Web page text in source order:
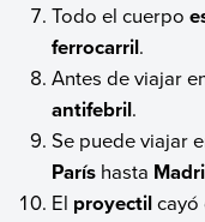
Todo el cuerpo
ferrocarril.
Antes de viajar
antifebril.
Se puede viajar
París hasta
El proyectilcayó